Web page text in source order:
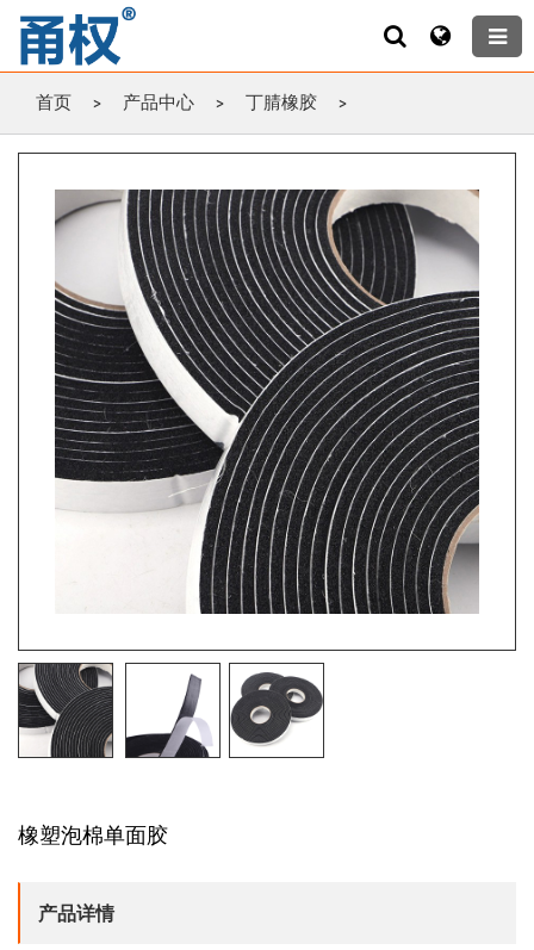
首页 > 产品中心 > 丁腈橡胶 >
橡塑泡棉单面胶
产品详情